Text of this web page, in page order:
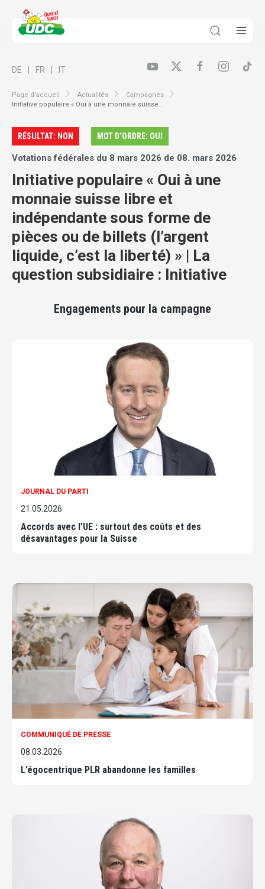
Page d’accueil Actualités
Campagnes
Initiative populaire « Oui à une monnaie suisse...
DE FR IT
RÉSULTAT: NON MOT D’ORDRE: OUI
Votations fédérales du 8 mars 2026 de 08. mars 2026
Initiative populaire « Oui à une
monnaie suisse libre et
indépendante sous forme de
pièces ou de billets (l’argent
liquide, c’est la liberté) » | La
question subsidiaire : Initiative
Engagements pour la campagne
JOURNAL DU PARTI
21.05.2026
Accords avec l’UE : surtout des coûts et des
désavantages pour la Suisse
COMMUNIQUÉ DE PRESSE
08.03.2026
L’égocentrique PLR abandonne les familles